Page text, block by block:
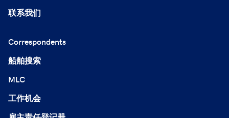
联系我们
Correspondents
船舶搜索
MLC
工作机会